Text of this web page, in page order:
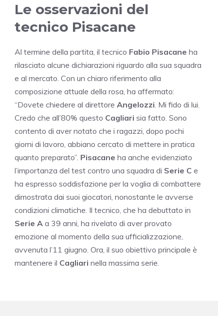
Le osservazioni del
tecnico Pisacane
Al termine della partita, il tecnico Fabio Pisacane ha
rilasciato alcune dichiarazioni riguardo alla sua squadra
e al mercato. Con un chiaro riferimento alla
composizione attuale della rosa, ha affermato:
“Dovete chiedere al direttore Angelozzi . Mi fido di lui.
Credo che all’80% questo Cagliari sia fatto. Sono
contento di aver notato che i ragazzi, dopo pochi
giorni di lavoro, abbiano cercato di mettere in pratica
quanto preparato”. Pisacane ha anche evidenziato
l’importanza del test contro una squadra di Serie C e
ha espresso soddisfazione per la voglia di combattere
dimostrata dai suoi giocatori, nonostante le avverse
condizioni climatiche. Il tecnico, che ha debuttato in
Serie A a 39 anni, ha rivelato di aver provato
emozione al momento della sua ufficializzazione,
avvenuta l’11 giugno. Ora, il suo obiettivo principale è
mantenere il Cagliari nella massima serie.